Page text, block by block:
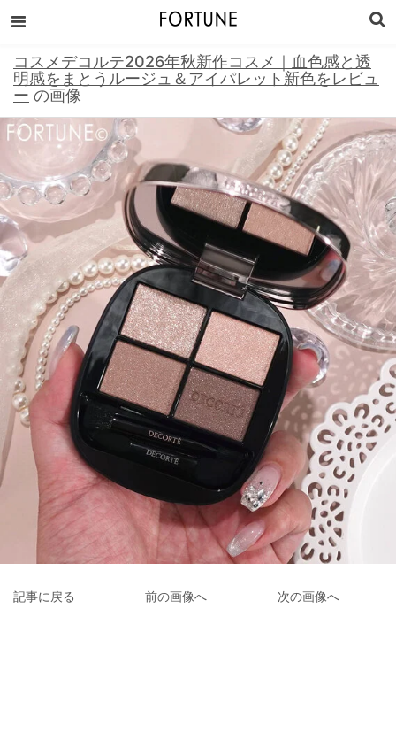
コスメデコルテ2026年秋新作コスメ｜血色感と透
明感をまとうルージュ＆アイパレット新色をレビュ
ー の画像
記事に戻る 前の画像へ 次の画像へ